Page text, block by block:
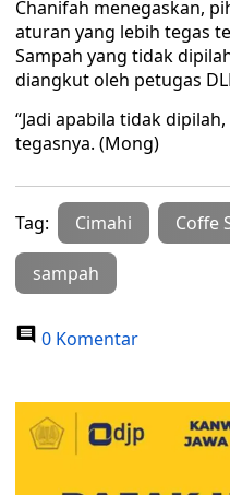
Chanifah menegaskan,
aturan yang lebih tegas
Sampah yang tidak
diangkut oleh petugas
“Jadi apabila tidak
tegasnya. (Mong)
Tag: Cimahi Coffe
sampah
0 Komentar